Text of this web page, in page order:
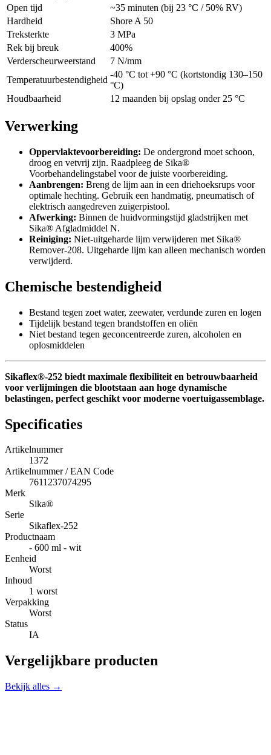
Open tijd
~35 minuten (bij 23 °C / 50% RV)
Hardheid
Shore A 50
Treksterkte
3 MPa
Rek bij breuk
400%
Verderscheurweerstand
7 N/mm
Temperatuurbestendigheid
-40 °C tot +90 °C (kortstondig 130–150
°C)
Houdbaarheid
12 maanden bij opslag onder 25 °C
Verwerking
Oppervlaktevoorbereiding: De ondergrond moet schoon,
droog en vetvrij zijn. Raadpleeg de Sika®
Voorbehandelingstabel voor de juiste voorbereiding.
Aanbrengen: Breng de lijm aan in een driehoeksrups voor
optimale hechting. Gebruik een handmatig, pneumatisch of
elektrisch aangedreven zuigerpistool.
Afwerking: Binnen de huidvormingstijd gladstrijken met
Sika® Afgladmiddel N.
Reiniging: Niet-uitgeharde lijm verwijderen met Sika®
Remover-208. Uitgeharde lijm kan alleen mechanisch worden
verwijderd.
Chemische bestendigheid
Bestand tegen zoet water, zeewater, verdunde zuren en logen
Tijdelijk bestand tegen brandstoffen en oliën
Niet bestand tegen geconcentreerde zuren, alcoholen en
oplosmiddelen
Sikaflex®-252 biedt maximale flexibiliteit en betrouwbaarheid
voor verlijmingen die blootstaan aan hoge dynamische
belastingen, perfect geschikt voor moderne voertuigassemblage.
Specificaties
Artikelnummer
1372
Artikelnummer / EAN Code
7611237074295
Merk
Sika®
Serie
Sikaflex-252
Productnaam
- 600 ml - wit
Eenheid
Worst
Inhoud
1 worst
Verpakking
Worst
Status
IA
Vergelijkbare producten
Bekijk alles →